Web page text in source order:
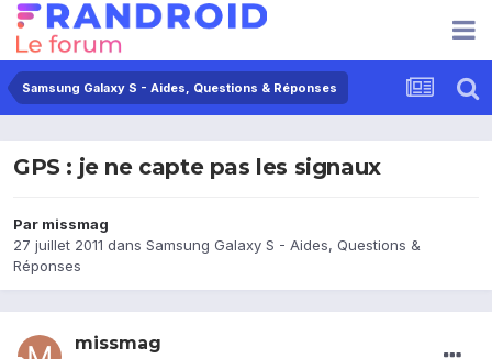
Samsung Galaxy S - Aides, Questions & Réponses
GPS : je ne capte pas les signaux
Par missmag
27 juillet 2011 dans Samsung Galaxy S - Aides, Questions &
Réponses
missmag